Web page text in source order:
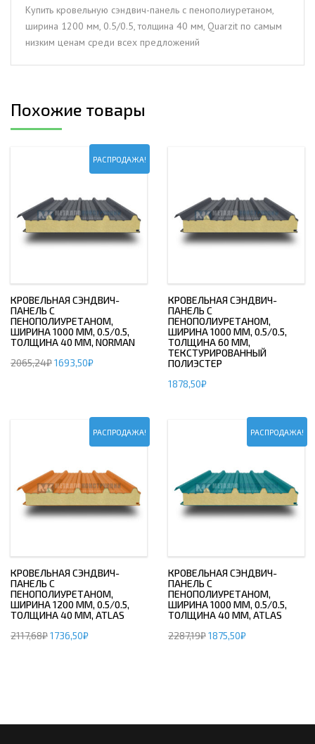
0.5/0.5,
толщина
мм,
Купить кровельную сэндвич-панель с пенополиуретаном,
ширина 1200 мм, 0.5/0.5, толщина 40 мм, Quarzit по самым
низким ценам среди всех предложений
Похожие товары
РАСПРОДАЖА!
КРОВЕЛЬНАЯ СЭНДВИЧ-
ПАНЕЛЬ С
ПЕНОПОЛИУРЕТАНОМ,
ШИРИНА 1000 ММ, 0.5/0.5,
ТОЛЩИНА 40 ММ, NORMAN
2065,24₽1693,50₽
КРОВЕЛЬНАЯ СЭНДВИЧ-
ПАНЕЛЬ С
ПЕНОПОЛИУРЕТАНОМ,
ШИРИНА 1000 ММ, 0.5/0.5,
ТОЛЩИНА 60 ММ,
ТЕКСТУРИРОВАННЫЙ
ПОЛИЭСТЕР
1878,50₽
РАСПРОДАЖА!
КРОВЕЛЬНАЯ СЭНДВИЧ-
ПАНЕЛЬ С
ПЕНОПОЛИУРЕТАНОМ,
ШИРИНА 1200 ММ, 0.5/0.5,
ТОЛЩИНА 40 ММ, ATLAS
2117,68₽1736,50₽
РАСПРОДАЖА!
КРОВЕЛЬНАЯ СЭНДВИЧ-
ПАНЕЛЬ С
ПЕНОПОЛИУРЕТАНОМ,
ШИРИНА 1000 ММ, 0.5/0.5,
ТОЛЩИНА 40 ММ, ATLAS
2287,19₽1875,50₽